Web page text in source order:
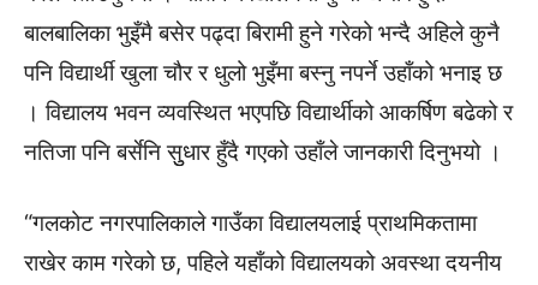
बालबालिका भुइँमै बसेर पढ्दा बिरामी हुने गरेको भन्दै अहिले कुनै
पनि विद्यार्थी खुला चौर र धुलो भुइँमा बस्नु नपर्ने उहाँको भनाइ छ
। विद्यालय भवन व्यवस्थित भएपछि विद्यार्थीको आकर्षिण बढेको र
नतिजा पनि बर्सेनि सुुधार हुँदै गएको उहाँले जानकारी दिनुभयो ।
“गलकोट नगरपालिकाले गाउँका विद्यालयलाई प्राथमिकतामा
राखेर काम गरेको छ, पहिले यहाँको विद्यालयको अवस्था दयनीय